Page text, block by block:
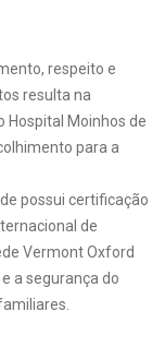
respeito e
resulta na
Hospital Moinhos de
para a
possui certificação
de
Vermont Oxford
a segurança do